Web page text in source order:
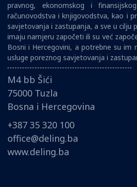
pravnog, ekonomskog i
računovodstva i knjigovodstva, kao i
savjetovanja i zastupanja, a sve u cilju
imaju namjeru započeti ili su već
Bosni i Hercegovini, a potrebne su im
usluge poreznog savjetovanja i
M4 bb Šići
75000 Tuzla
Bosna i Hercegovina
+387 35 320 100
office@deling.ba
www.deling.ba